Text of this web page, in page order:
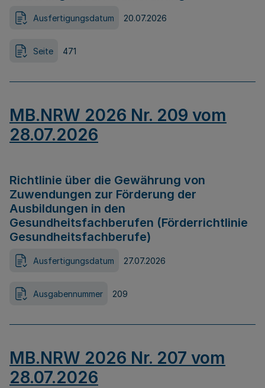
Ausfertigungsdatum 20.07.2026
Seite 471
MB.NRW 2026 Nr. 209 vom
28.07.2026
Richtlinie über die Gewährung von
Zuwendungen zur Förderung der
Ausbildungen in den
Gesundheitsfachberufen (Förderrichtlinie
Gesundheitsfachberufe)
Ausfertigungsdatum 27.07.2026
Ausgabennummer 209
MB.NRW 2026 Nr. 207 vom
28.07.2026